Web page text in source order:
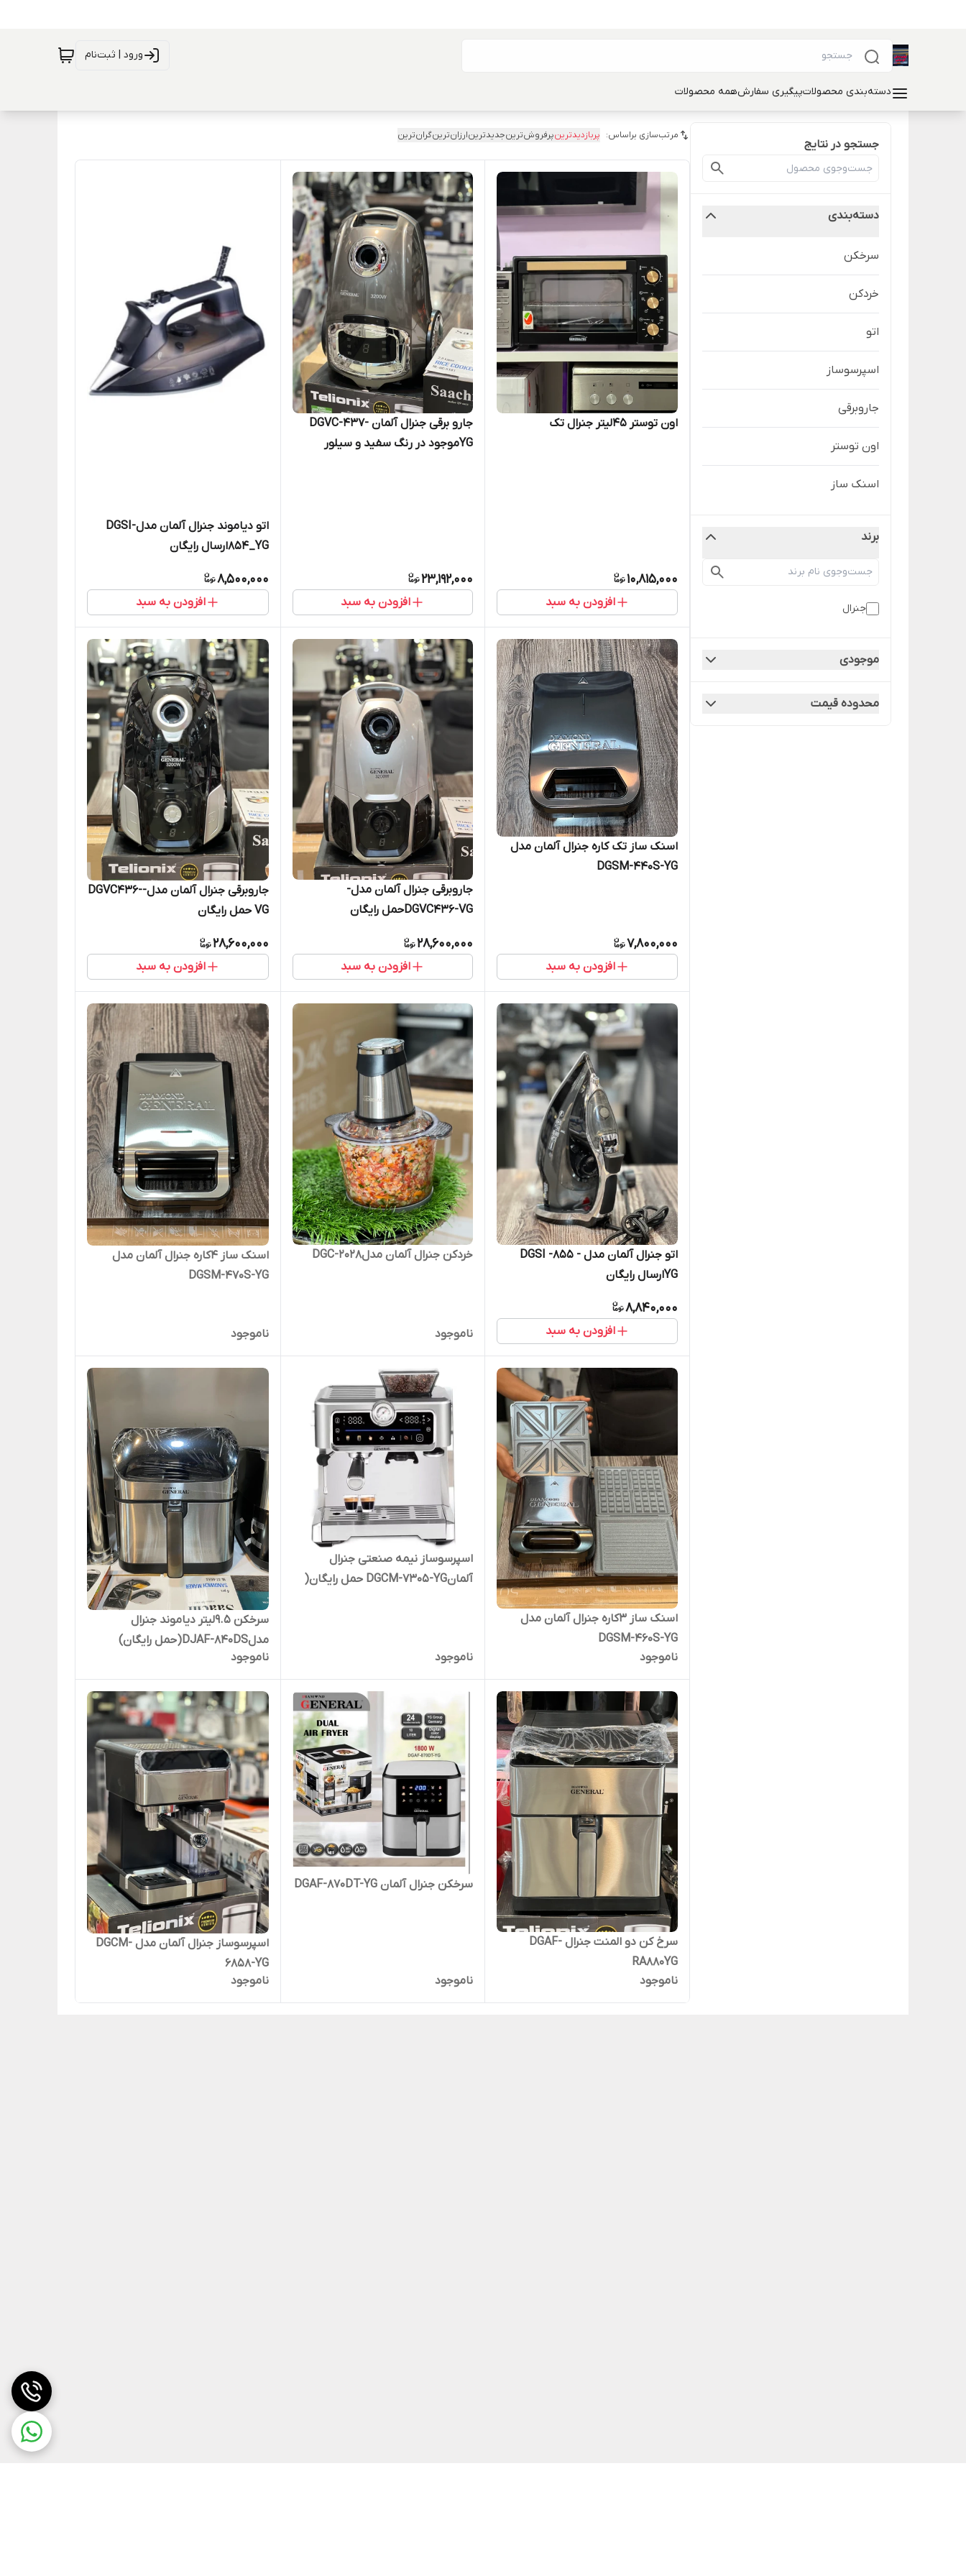
ورود | ثبت‌نام
دسته‌بندی محصولاتپیگیری سفارشهمه محصولات
جستجو در نتایج
دسته‌بندی
سرخکن
خردکن
اتو
اسپرسوساز
جاروبرقی
اون توستر
اسنک ساز
برند
جنرال
موجودی
محدوده قیمت
مرتب‌سازی براساس: پربازدیدترینپرفروش‌ترینجدیدترینارزان‌ترینگران‌ترین
اون توستر 45لیتر جنرال تک
10,815,000
افزودن به سبد
جارو برقی جنرال آلمان DGVC-437-
YGموجود در رنگ سفید و سیلور
23,192,000
افزودن به سبد
اتو دیاموند جنرال آلمان مدلDGSI-
854_YGارسال رایگان
8,500,000
افزودن به سبد
اسنک ساز تک کاره جنرال آلمان مدل
DGSM-440S-YG
7,800,000
افزودن به سبد
جاروبرقی جنرال آلمان مدل-
DGVC436-VGحمل رایگان
28,600,000
افزودن به سبد
جاروبرقی جنرال آلمان مدل-DGVC436-
VG حمل رایگان
28,600,000
افزودن به سبد
اتو جنرال آلمان مدل DGSI -855 -
YGارسال رایگان
8,840,000
افزودن به سبد
خردکن جنرال آلمان مدلDGC-2028
ناموجود
اسنک ساز 4کاره جنرال آلمان مدل
DGSM-470S-YG
ناموجود
اسنک ساز 3کاره جنرال آلمان مدل
DGSM-460S-YG
ناموجود
اسپرسوساز نیمه صنعتی جنرال
آلمانDGCM-7305-YG حمل رایگان(
ناموجود
سرخکن 9.5لیتر دیاموند جنرال
مدلDJAF-840DS(حمل رایگان)
ناموجود
سرخ کن دو المنت جنرال DGAF-
RA880YG
ناموجود
سرخکن جنرال آلمان DGAF-870DT-YG
ناموجود
اسپرسوساز جنرال آلمان مدل DGCM-
6858-YG
ناموجود